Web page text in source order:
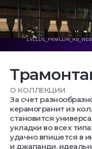
О КОЛЛЕКЦИИ
За счет
керамогранит из
становится
укладки во всех
удачно впишется в
и джапанди,